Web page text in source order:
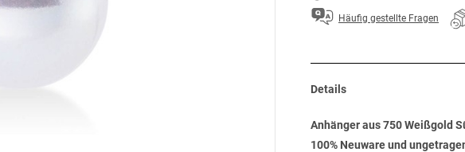
Häufig gestellte Fragen
Details
Anhänger aus 750 Weißgold
100% Neuware und